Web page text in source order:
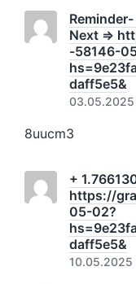
Next =>
-58146-
daff5e5&
03.05.2025
8uucm3
+
https://
05-02?
daff5e5&
10.05.2025